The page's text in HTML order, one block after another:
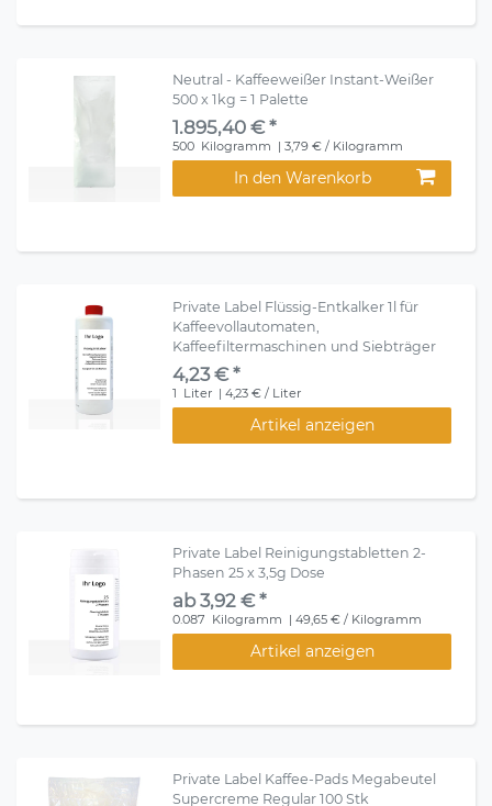
Neutral - Kaffeeweißer Instant-Weißer
500 x 1kg = 1 Palette
1.895,40 € *
500 Kilogramm | 3,79 € / Kilogramm
In den Warenkorb
Private Label Flüssig-Entkalker 1l für
Kaffeevollautomaten,
Kaffeefiltermaschinen und Siebträger
4,23 € *
1 Liter | 4,23 € / Liter
Artikel anzeigen
Private Label Reinigungstabletten 2-
Phasen 25 x 3,5g Dose
ab 3,92 € *
0.087 Kilogramm | 49,65 € / Kilogramm
Artikel anzeigen
Private Label Kaffee-Pads Megabeutel
Supercreme Regular 100 Stk